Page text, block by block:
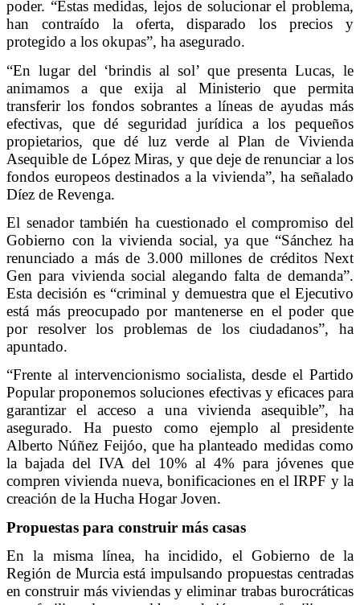
poder. “Estas medidas, lejos de solucionar el problema,
han contraído la oferta, disparado los precios y
protegido a los okupas”, ha asegurado.
“En lugar del ‘brindis al sol’ que presenta Lucas, le
animamos a que exija al Ministerio que permita
transferir los fondos sobrantes a líneas de ayudas más
efectivas, que dé seguridad jurídica a los pequeños
propietarios, que dé luz verde al Plan de Vivienda
Asequible de López Miras, y que deje de renunciar a los
fondos europeos destinados a la vivienda”, ha señalado
Díez de Revenga.
El senador también ha cuestionado el compromiso del
Gobierno con la vivienda social, ya que “Sánchez ha
renunciado a más de 3.000 millones de créditos Next
Gen para vivienda social alegando falta de demanda”.
Esta decisión es “criminal y demuestra que el Ejecutivo
está más preocupado por mantenerse en el poder que
por resolver los problemas de los ciudadanos”, ha
apuntado.
“Frente al intervencionismo socialista, desde el Partido
Popular proponemos soluciones efectivas y eficaces para
garantizar el acceso a una vivienda asequible”, ha
asegurado. Ha puesto como ejemplo al presidente
Alberto Núñez Feijóo, que ha planteado medidas como
la bajada del IVA del 10% al 4% para jóvenes que
compren vivienda nueva, bonificaciones en el IRPF y la
creación de la Hucha Hogar Joven.
Propuestas para construir más casas
En la misma línea, ha incidido, el Gobierno de la
Región de Murcia está impulsando propuestas centradas
en construir más viviendas y eliminar trabas burocráticas